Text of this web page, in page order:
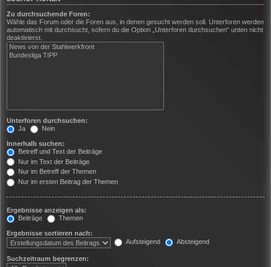
Zu durchsuchende Foren:
Wähle das Forum oder die Foren aus, in denen gesucht werden soll. Unterforen werden
automatisch mit durchsucht, sofern du die Option „Unterforen durchsuchen“ unten nicht
deaktivierst.
Unterforen durchsuchen:
Ja
Nein
Innerhalb suchen:
Betreff und Text der Beiträge
Nur im Text der Beiträge
Nur im Betreff der Themen
Nur im ersten Beitrag der Themen
Ergebnisse anzeigen als:
Beiträge
Themen
Ergebnisse sortieren nach:
Aufsteigend
Absteigend
Suchzeitraum begrenzen: